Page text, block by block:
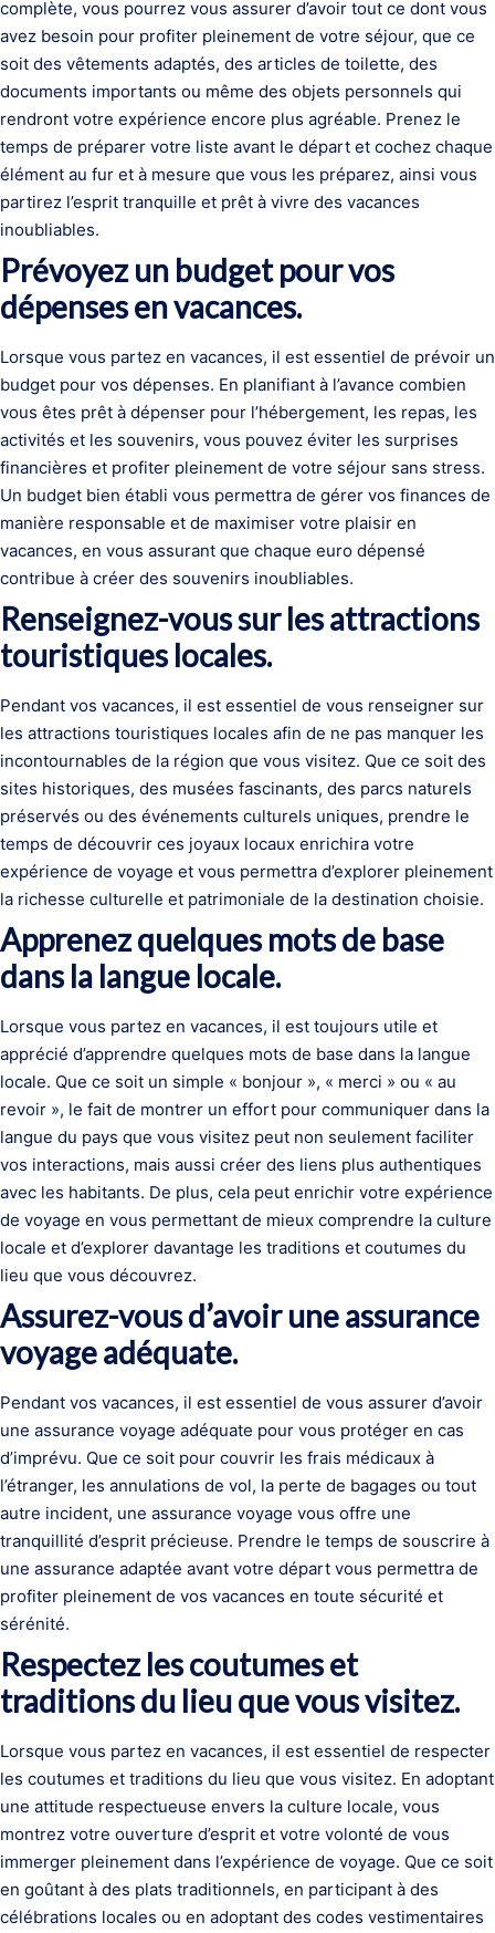
complète, vous pourrez vous assurer d’avoir tout ce dont vous
avez besoin pour profiter pleinement de votre séjour, que ce
soit des vêtements adaptés, des articles de toilette, des
documents importants ou même des objets personnels qui
rendront votre expérience encore plus agréable. Prenez le
temps de préparer votre liste avant le départ et cochez chaque
élément au fur et à mesure que vous les préparez, ainsi vous
partirez l’esprit tranquille et prêt à vivre des vacances
inoubliables.
Prévoyez un budget pour vos
dépenses en vacances.
Lorsque vous partez en vacances, il est essentiel de prévoir un
budget pour vos dépenses. En planifiant à l’avance combien
vous êtes prêt à dépenser pour l’hébergement, les repas, les
activités et les souvenirs, vous pouvez éviter les surprises
financières et profiter pleinement de votre séjour sans stress.
Un budget bien établi vous permettra de gérer vos finances de
manière responsable et de maximiser votre plaisir en
vacances, en vous assurant que chaque euro dépensé
contribue à créer des souvenirs inoubliables.
Renseignez-vous sur les attractions
touristiques locales.
Pendant vos vacances, il est essentiel de vous renseigner sur
les attractions touristiques locales afin de ne pas manquer les
incontournables de la région que vous visitez. Que ce soit des
sites historiques, des musées fascinants, des parcs naturels
préservés ou des événements culturels uniques, prendre le
temps de découvrir ces joyaux locaux enrichira votre
expérience de voyage et vous permettra d’explorer pleinement
la richesse culturelle et patrimoniale de la destination choisie.
Apprenez quelques mots de base
dans la langue locale.
Lorsque vous partez en vacances, il est toujours utile et
apprécié d’apprendre quelques mots de base dans la langue
locale. Que ce soit un simple « bonjour », « merci » ou « au
revoir », le fait de montrer un effort pour communiquer dans la
langue du pays que vous visitez peut non seulement faciliter
vos interactions, mais aussi créer des liens plus authentiques
avec les habitants. De plus, cela peut enrichir votre expérience
de voyage en vous permettant de mieux comprendre la culture
locale et d’explorer davantage les traditions et coutumes du
lieu que vous découvrez.
Assurez-vous d’avoir une assurance
voyage adéquate.
Pendant vos vacances, il est essentiel de vous assurer d’avoir
une assurance voyage adéquate pour vous protéger en cas
d’imprévu. Que ce soit pour couvrir les frais médicaux à
l’étranger, les annulations de vol, la perte de bagages ou tout
autre incident, une assurance voyage vous offre une
tranquillité d’esprit précieuse. Prendre le temps de souscrire à
une assurance adaptée avant votre départ vous permettra de
profiter pleinement de vos vacances en toute sécurité et
sérénité.
Respectez les coutumes et
traditions du lieu que vous visitez.
Lorsque vous partez en vacances, il est essentiel de respecter
les coutumes et traditions du lieu que vous visitez. En adoptant
une attitude respectueuse envers la culture locale, vous
montrez votre ouverture d’esprit et votre volonté de vous
immerger pleinement dans l’expérience de voyage. Que ce soit
en goûtant à des plats traditionnels, en participant à des
célébrations locales ou en adoptant des codes vestimentaires